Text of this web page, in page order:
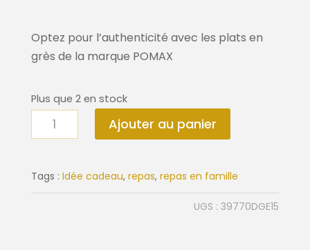
Optez pour l’authenticité avec les plats en
grès de la marque POMAX
Plus que 2 en stock
quantité
de
Spiro
Ajouter au panier
Tags : Idée cadeau, repas, repas en famille
UGS :39770DGE15